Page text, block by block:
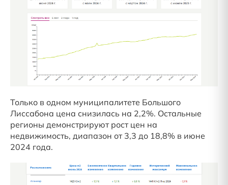
Только в одном муниципалитете Большого
Лиссабона цена снизилась на 2,2%. Остальные
регионы демонстрируют рост цен на
недвижимость, диапазон от 3,3 до 18,8% в июне
2024 года.